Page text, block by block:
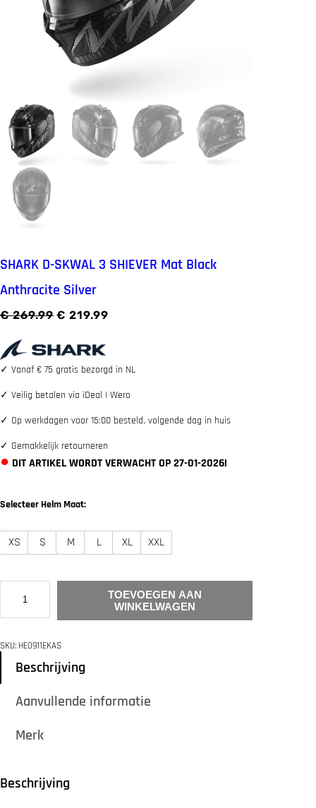
SHARK D-SKWAL 3 SHIEVER Mat Black
Anthracite Silver
€269.99 O
s
r
n
e
i
j
k
r
j
w
s
9
.
9
.
€ 219.99
g
p
i
i
s
1
.
9
.
✓ Vanaf € 75 gratis bezorgd in NL
✓ Veilig betalen via iDeal | Wero
✓ Op werkdagen voor 15:00 besteld, volgende dag in huis
✓ Gemakkelijk retourneren
● DIT ARTIKEL WORDT VERWACHT OP 27-01-2026!
Selecteer Helm Maat:
XS S M L XL XXL
D
K
I
E
TOEVOEGEN AAN
WINKELWAGEN
SKU: HE0911EKAS
Beschrijving
Aanvullende informatie
Merk
Beschrijving